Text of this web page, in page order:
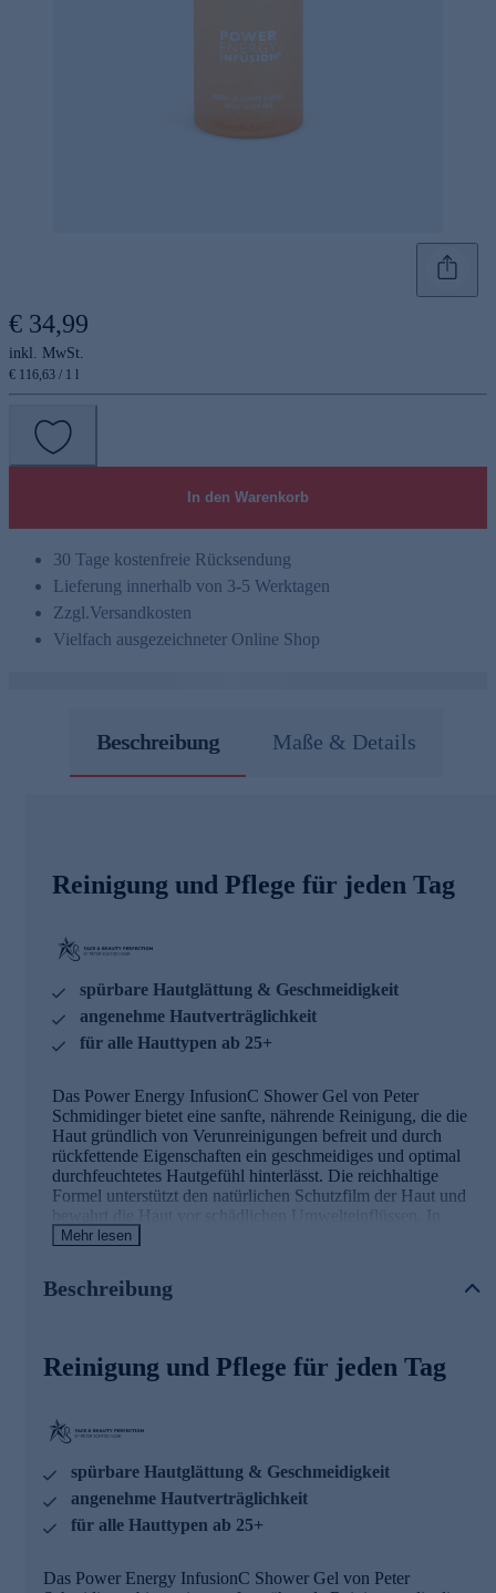
€ 34,99
inkl. MwSt.
€ 116,63 / 1 l
In den Warenkorb
30 Tage kostenfreie Rücksendung
Lieferung innerhalb von 3-5 Werktagen
Zzgl.Versandkosten
Vielfach ausgezeichneter Online Shop
Beschreibung Maße & Details
Reinigung und Pflege für jeden Tag
spürbare Hautglättung & Geschmeidigkeit
angenehme Hautverträglichkeit
für alle Hauttypen ab 25+
Das Power Energy InfusionC Shower Gel von Peter
Schmidinger bietet eine sanfte, nährende Reinigung, die die
Haut gründlich von Verunreinigungen befreit und durch
rückfettende Eigenschaften ein geschmeidiges und optimal
durchfeuchtetes Hautgefühl hinterlässt. Die reichhaltige
Formel unterstützt den natürlichen Schutzfilm der Haut und
bewahrt die Haut vor schädlichen Umwelteinflüssen. In
Kontakt mit Wasser verwandelt sich die cremige
schützt. Der exklusive Morpholys-Extrakt stimuliert
Die Hauptinhaltstoffe und ihre Wirkweisen
POWER INFUSION COMPLEX
• kann wie ein Energiebooster & Zellaktivator wirken
• spürbare Hautglättung & Geschmeidigkeit
MORPHOLYSS™
• kann die Größe und Anzahl der Adipozyten (Fettzellen)
unterstützen
Mehr lesen
Beschreibung
Reinigung und Pflege für jeden Tag
spürbare Hautglättung & Geschmeidigkeit
angenehme Hautverträglichkeit
für alle Hauttypen ab 25+
Das Power Energy InfusionC Shower Gel von Peter